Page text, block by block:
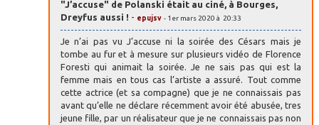
"J’accuse" de Polanski était au ciné, à Bourges,
Dreyfus aussi ! - epujsv - 1er mars 2020 à 20:33
Je n’ai pas vu J’accuse ni la soirée des Césars mais je
tombe au fur et à mesure sur plusieurs vidéo de Florence
Foresti qui animait la soirée. Je ne sais pas qui est la
femme mais en tous cas l’artiste a assuré. Tout comme
cette actrice (et sa compagne) que je ne connaissais pas
avant qu’elle ne déclare récemment avoir été abusée, tres
jeune fille, par un réalisateur que je ne connaissais pas non